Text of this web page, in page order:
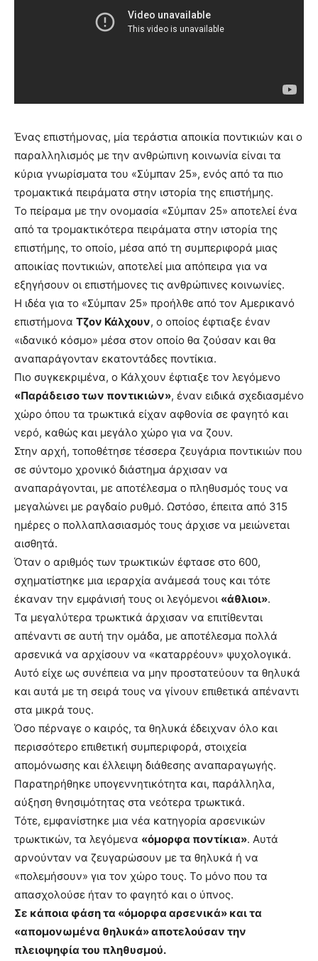
Ένας επιστήμονας, μία τεράστια αποικία ποντικιών και ο
παραλληλισμός με την ανθρώπινη κοινωνία είναι τα
κύρια γνωρίσματα του «Σύμπαν 25», ενός από τα πιο
τρομακτικά πειράματα στην ιστορία της επιστήμης.
Το πείραμα με την ονομασία «Σύμπαν 25» αποτελεί ένα
από τα τρομακτικότερα πειράματα στην ιστορία της
επιστήμης, το οποίο, μέσα από τη συμπεριφορά μιας
αποικίας ποντικιών, αποτελεί μια απόπειρα για να
εξηγήσουν οι επιστήμονες τις ανθρώπινες κοινωνίες.
Η ιδέα για το «Σύμπαν 25» προήλθε από τον Αμερικανό
επιστήμονα Τζον Κάλχουν, ο οποίος έφτιαξε έναν
«ιδανικό κόσμο» μέσα στον οποίο θα ζούσαν και θα
αναπαράγονταν εκατοντάδες ποντίκια.
Πιο συγκεκριμένα, ο Κάλχουν έφτιαξε τον λεγόμενο
«Παράδεισο των ποντικιών», έναν ειδικά σχεδιασμένο
χώρο όπου τα τρωκτικά είχαν αφθονία σε φαγητό και
νερό, καθώς και μεγάλο χώρο για να ζουν.
Στην αρχή, τοποθέτησε τέσσερα ζευγάρια ποντικιών που
σε σύντομο χρονικό διάστημα άρχισαν να
αναπαράγονται, με αποτέλεσμα ο πληθυσμός τους να
μεγαλώνει με ραγδαίο ρυθμό. Ωστόσο, έπειτα από 315
ημέρες ο πολλαπλασιασμός τους άρχισε να μειώνεται
αισθητά.
Όταν ο αριθμός των τρωκτικών έφτασε στο 600,
σχηματίστηκε μια ιεραρχία ανάμεσά τους και τότε
έκαναν την εμφάνισή τους οι λεγόμενοι «άθλιοι».
Τα μεγαλύτερα τρωκτικά άρχισαν να επιτίθενται
απέναντι σε αυτή την ομάδα, με αποτέλεσμα πολλά
αρσενικά να αρχίσουν να «καταρρέουν» ψυχολογικά.
Αυτό είχε ως συνέπεια να μην προστατεύουν τα θηλυκά
και αυτά με τη σειρά τους να γίνουν επιθετικά απέναντι
στα μικρά τους.
Όσο πέρναγε ο καιρός, τα θηλυκά έδειχναν όλο και
περισσότερο επιθετική συμπεριφορά, στοιχεία
απομόνωσης και έλλειψη διάθεσης αναπαραγωγής.
Παρατηρήθηκε υπογεννητικότητα και, παράλληλα,
αύξηση θνησιμότητας στα νεότερα τρωκτικά.
Τότε, εμφανίστηκε μια νέα κατηγορία αρσενικών
τρωκτικών, τα λεγόμενα «όμορφα ποντίκια». Αυτά
αρνούνταν να ζευγαρώσουν με τα θηλυκά ή να
«πολεμήσουν» για τον χώρο τους. Το μόνο που τα
απασχολούσε ήταν το φαγητό και ο ύπνος.
Σε κάποια φάση τα «όμορφα αρσενικά» και τα
«απομονωμένα θηλυκά» αποτελούσαν την
πλειοψηφία του πληθυσμού.